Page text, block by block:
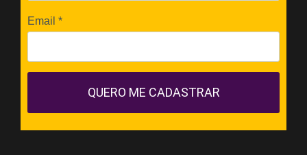
Email *
QUERO ME CADASTRAR